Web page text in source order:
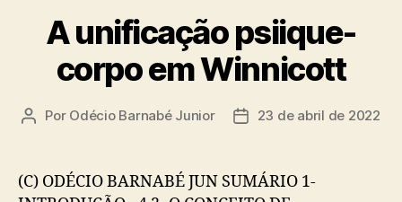
A unificação psiique-
corpo em Winnicott
Autor
Por Odécio Barnabé Junior
Data23 de abril de 2022
(C) ODÉCIO BARNABÉ JUN SUMÁRIO 1-